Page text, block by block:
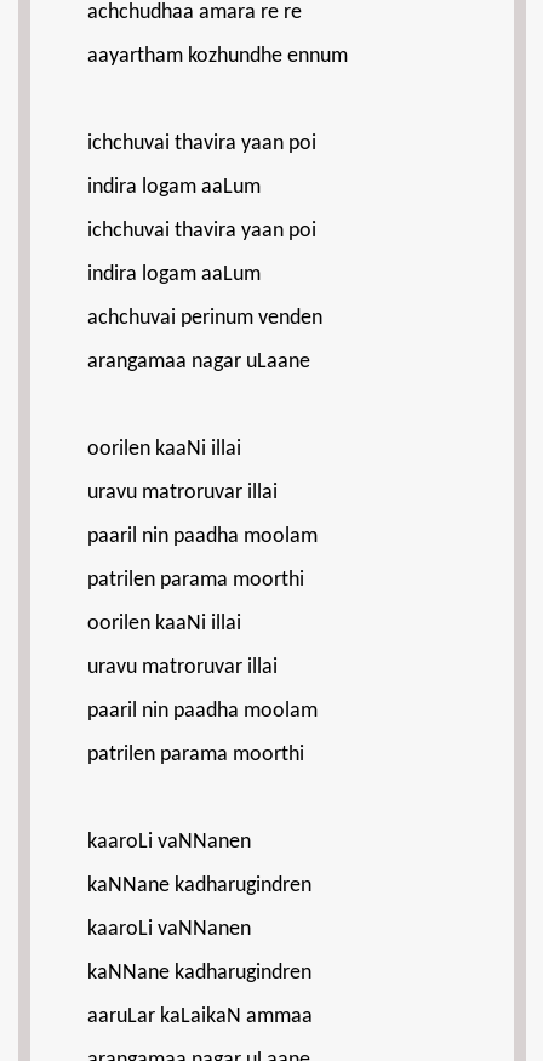
achchudhaa amara re re
aayartham kozhundhe ennum
ichchuvai thavira yaan poi
indira logam aaLum
ichchuvai thavira yaan poi
indira logam aaLum
achchuvai perinum venden
arangamaa nagar uLaane
oorilen kaaNi illai
uravu matroruvar illai
paaril nin paadha moolam
patrilen parama moorthi
oorilen kaaNi illai
uravu matroruvar illai
paaril nin paadha moolam
patrilen parama moorthi
kaaroLi vaNNanen
kaNNane kadharugindren
kaaroLi vaNNanen
kaNNane kadharugindren
aaruLar kaLaikaN ammaa